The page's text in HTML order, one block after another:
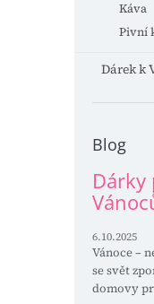
Káva
Pivní
Dárek k
Blog
Dárky
6.10.2025
Vánoce –
se svět
domovy